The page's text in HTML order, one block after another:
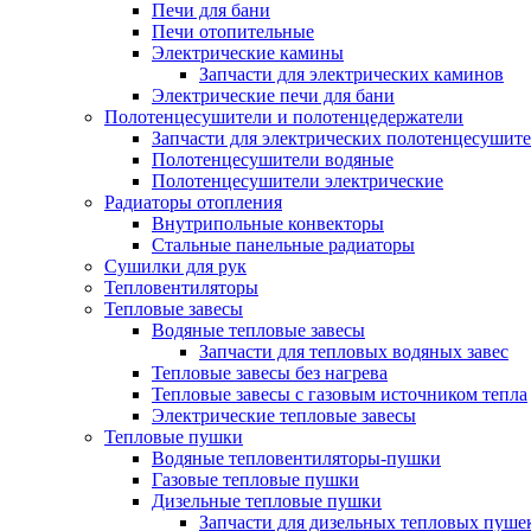
Печи для бани
Печи отопительные
Электрические камины
Запчасти для электрических каминов
Электрические печи для бани
Полотенцесушители и полотенцедержатели
Запчасти для электрических
Полотенцесушители водяные
Полотенцесушители электрические
Радиаторы отопления
Внутрипольные конвекторы
Стальные панельные радиаторы
Сушилки для рук
Тепловентиляторы
Тепловые завесы
Водяные тепловые завесы
Запчасти для тепловых водяных завес
Тепловые завесы без нагрева
Тепловые завесы с газовым источником тепла
Электрические тепловые завесы
Тепловые пушки
Водяные тепловентиляторы-пушки
Газовые тепловые пушки
Дизельные тепловые пушки
Запчасти для дизельных тепловых